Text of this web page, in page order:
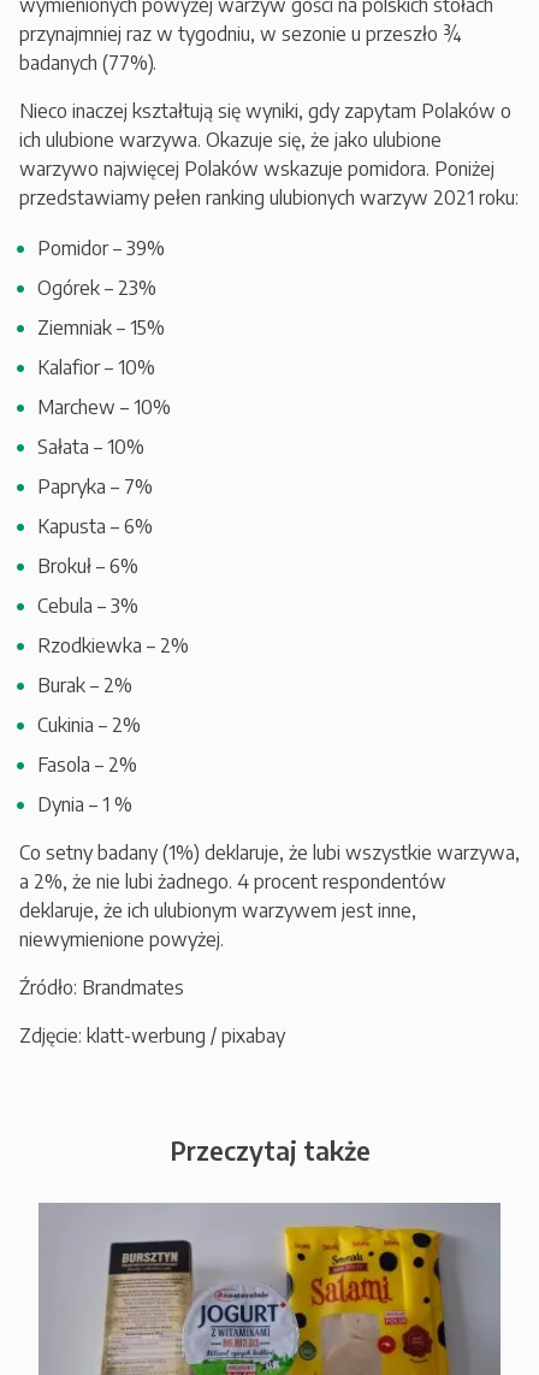
wymienionych powyżej warzyw gości na polskich stołach
przynajmniej raz w tygodniu, w sezonie u przeszło ¾
badanych (77%).
Nieco inaczej kształtują się wyniki, gdy zapytam Polaków o
ich ulubione warzywa. Okazuje się, że jako ulubione
warzywo najwięcej Polaków wskazuje pomidora. Poniżej
przedstawiamy pełen ranking ulubionych warzyw 2021 roku:
Pomidor – 39%
Ogórek – 23%
Ziemniak – 15%
Kalafior – 10%
Marchew – 10%
Sałata – 10%
Papryka – 7%
Kapusta – 6%
Brokuł – 6%
Cebula – 3%
Rzodkiewka – 2%
Burak – 2%
Cukinia – 2%
Fasola – 2%
Dynia – 1 %
Co setny badany (1%) deklaruje, że lubi wszystkie warzywa,
a 2%, że nie lubi żadnego. 4 procent respondentów
deklaruje, że ich ulubionym warzywem jest inne,
niewymienione powyżej.
Źródło: Brandmates
Zdjęcie: klatt-werbung / pixabay
Przeczytaj także